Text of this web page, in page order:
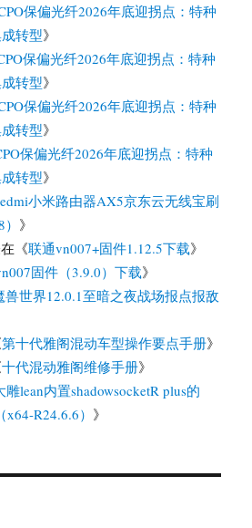
保偏光纤2026年底迎拐点：特种
转型》
保偏光纤2026年底迎拐点：特种
转型》
保偏光纤2026年底迎拐点：特种
转型》
保偏光纤2026年底迎拐点：特种
转型》
小米路由器AX5京东云无线宝刷
》
《联通vn007+固件1.12.5下载》
固件（3.9.0）下载》
兽世界12.0.1至暗之夜战场报点报敌
第十代雅阁混动车型操作要点手册》
十代混动雅阁维修手册》
雕lean内置shadowsocketR plus的
R24.6.6） 》